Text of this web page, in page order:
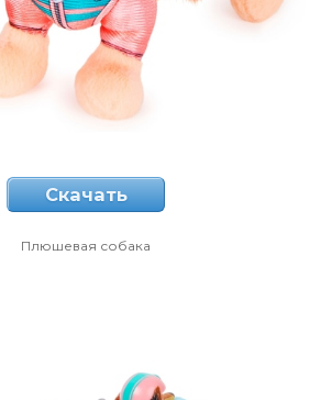
Скачать
Плюшевая собака